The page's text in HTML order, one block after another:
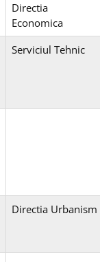
Directia
Economica
Serviciul Tehnic
Directia Urbanism